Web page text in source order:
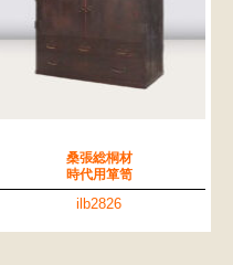
桑張総桐材
時代用箪笥
ilb2826
2925